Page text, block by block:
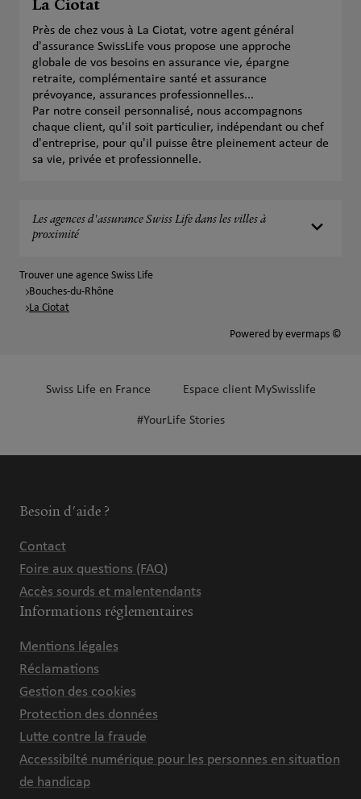
La Ciotat
Près de chez vous à La Ciotat, votre agent général
d'assurance SwissLife vous propose une approche
globale de vos besoins en assurance vie, épargne
retraite, complémentaire santé et assurance
prévoyance, assurances professionnelles...
Par notre conseil personnalisé, nous accompagnons
chaque client, qu'il soit particulier, indépendant ou chef
d'entreprise, pour qu'il puisse être pleinement acteur de
sa vie, privée et professionnelle.
Les agences d'assurance Swiss Life dans les villes à
proximité
Trouver une agence Swiss Life
Bouches-du-Rhône
La Ciotat
Powered by evermaps ©
Swiss Life en France Espace client MySwisslife
#YourLife Stories
Besoin d'aide ?
Contact
Foire aux questions (FAQ)
Accès sourds et malentendants
Informations réglementaires
Mentions légales
Réclamations
Gestion des cookies
Protection des données
Lutte contre la fraude
Accessibilté numérique pour les personnes en situation
de handicap